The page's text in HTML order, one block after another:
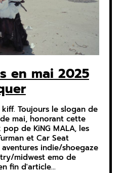
en mai 2025
Toujours le slogan de
mai, honorant cette
de KiNG MALA, les
et Car Seat
indie/shoegaze
midwest emo de
fin d'article…